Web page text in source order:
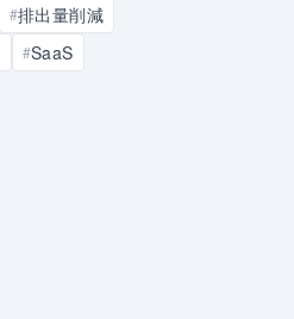
#排出量削減
#SaaS